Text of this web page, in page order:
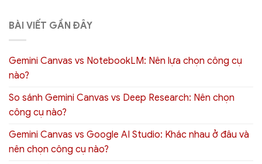
BÀI VIẾT GẦN ĐÂY
Gemini Canvas vs NotebookLM: Nên lựa chọn công cụ
nào?
So sánh Gemini Canvas vs Deep Research: Nên chọn
công cụ nào?
Gemini Canvas vs Google AI Studio: Khác nhau ở đâu và
nên chọn công cụ nào?